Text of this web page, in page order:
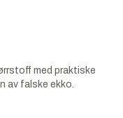
med praktiske
av falske ekko.